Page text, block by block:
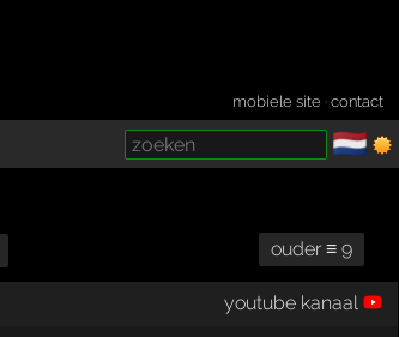
mobiele site ·contact
🇳🇱
ouder ≡ 9
youtube kanaal